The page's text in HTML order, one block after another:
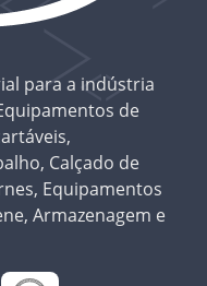
para a indústria
de
Calçado de
Equipamentos
Armazenagem e